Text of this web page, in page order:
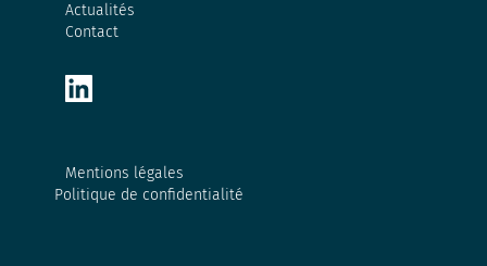
Actualités
Contact
Mentions légales
Politique de confidentialité